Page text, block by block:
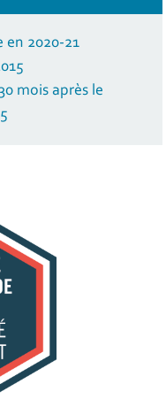
en 2020-21
mois après le